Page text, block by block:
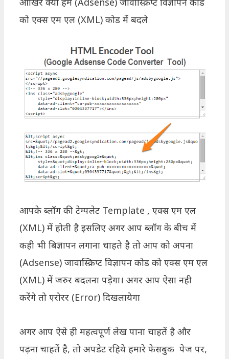
को एक्स एम एल (XML) कोड में बदले
आपके ब्लॉग की टेम्पलेट Template , एक्स एम एल
(XML) में होती है इसलिए अगर आप ब्लॉग के बीच में
कही भी बिज्ञापन लगाना चाहते है तो आप को अपना
(Adsense) जावास्क्रिप्ट विज्ञापन कोड को एक्स एम एल
(XML) में जरुर बदलना पड़ेगा। अगर आप ऐसा नही
करेंगे तो एरोरर (Error) दिखलायेगा
अगर आप ऐसे ही महत्वपूर्ण लेख पाना चाहतें है और
पढ़ना चाहतें है, तो अपडेट रहिये हमारे फेसबुक पेज पर,